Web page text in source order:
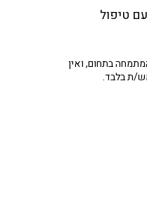
טיפול
בתחום, ואין
ת בלבד.